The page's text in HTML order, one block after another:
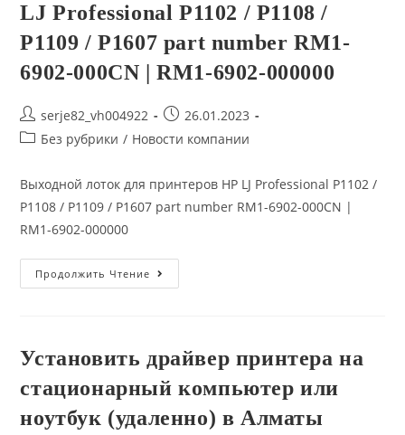
1018,
1020
(RM1-
0659)
Купить
В
LJ Professional P1102 / P1108 /
P1109 / P1607 part number RM1-
6902-000CN | RM1-6902-000000
Post
author:
serje82_vh004922
Запись
опубликована:
26.01.2023
PostБез рубрики / Новости компании
Выходной лоток для принтеров HP LJ Professional P1102 /
P1108 / P1109 / P1607 part number RM1-6902-000CN |
RM1-6902-000000
Продолжить Чтение Выходной
Лоток
Professional
P1102
P1108
/
P1109
/
Установить драйвер принтера на
стационарный компьютер или
ноутбук (удаленно) в Алматы